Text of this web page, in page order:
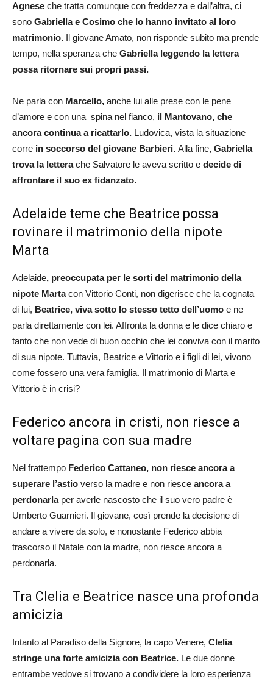
Agnese che tratta comunque con freddezza e dall’altra, ci
sono Gabriella e Cosimo che lo hanno invitato al loro
matrimonio. Il giovane Amato, non risponde subito ma prende
tempo, nella speranza che Gabriella leggendo la lettera
possa ritornare sui propri passi.
Ne parla con Marcello, anche lui alle prese con le pene
d’amore e con una spina nel fianco, il Mantovano, che
ancora continua a ricattarlo. Ludovica, vista la situazione
corre in soccorso del giovane Barbieri. Alla fine, Gabriella
trova la letterache Salvatore le aveva scritto e decide di
affrontare il suo ex fidanzato.
Adelaide teme che Beatrice possa
rovinare il matrimonio della nipote
Marta
Adelaide, preoccupata per le sorti del matrimonio della
nipote Martacon Vittorio Conti, non digerisce che la cognata
di lui, Beatrice, viva sotto lo stesso tetto dell’uomo e ne
parla direttamente con lei. Affronta la donna e le dice chiaro e
tanto che non vede di buon occhio che lei conviva con il marito
di sua nipote. Tuttavia, Beatrice e Vittorio e i figli di lei, vivono
come fossero una vera famiglia. Il matrimonio di Marta e
Vittorio è in crisi?
Federico ancora in cristi, non riesce a
voltare pagina con sua madre
Nel frattempo Federico Cattaneo, non riesce ancora a
superare l’astio verso la madre e non riesce ancora a
perdonarlaper averle nascosto che il suo vero padre è
Umberto Guarnieri. Il giovane, così prende la decisione di
andare a vivere da solo, e nonostante Federico abbia
trascorso il Natale con la madre, non riesce ancora a
perdonarla.
Tra Clelia e Beatrice nasce una profonda
amicizia
Intanto al Paradiso della Signore, la capo Venere, Clelia
stringe una forte amicizia con Beatrice. Le due donne
entrambe vedove si trovano a condividere la loro esperienza